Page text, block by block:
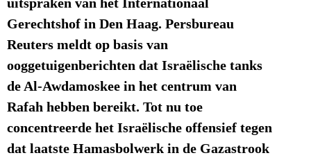
Gerechtshof in Den Haag. Persbureau
Reuters meldt op basis van
ooggetuigenberichten dat Israëlische tanks
de Al-Awdamoskee in het centrum van
Rafah hebben bereikt. Tot nu toe
concentreerde het Israëlische offensief tegen
dat laatste Hamasbolwerk in de Gazastrook